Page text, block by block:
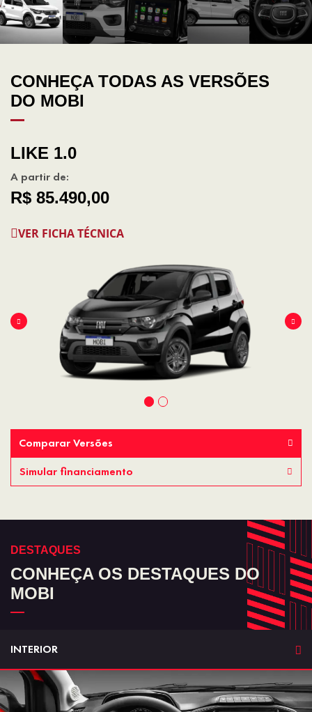
CONHEÇA TODAS AS VERSÕES
DO MOBI
LIKE 1.0
A partir de:
R$ 85.490,00
VER FICHA TÉCNICA
Comparar Versões
Simular financiamento
DESTAQUES
CONHEÇA OS DESTAQUES DO
MOBI
INTERIOR